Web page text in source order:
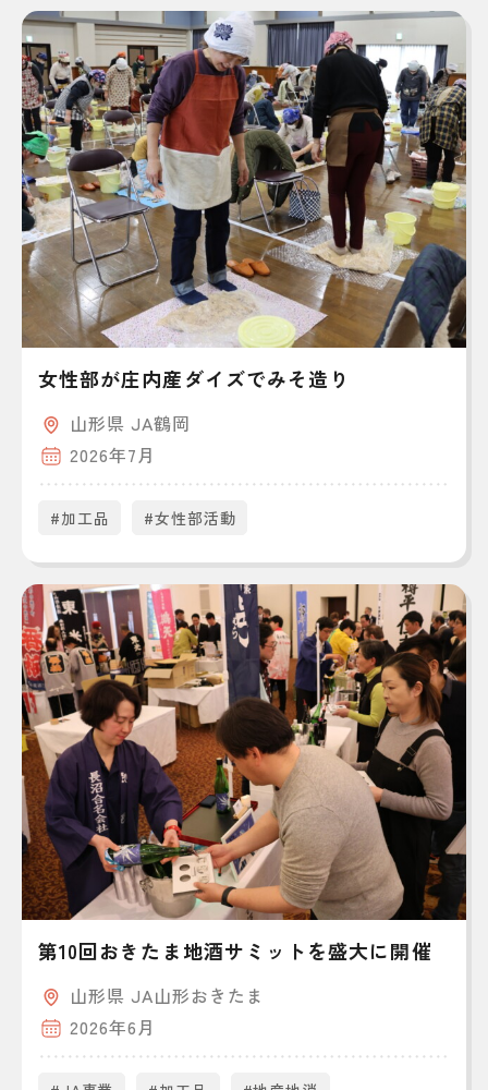
女性部が庄内産ダイズでみそ造り
山形県 JA鶴岡
2026年7月
#加工品 #女性部活動
第10回おきたま地酒サミットを盛大に開催
山形県 JA山形おきたま
2026年6月